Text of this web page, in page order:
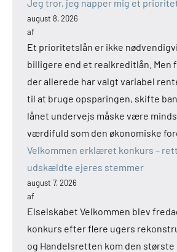
Jeg tror, jeg napper mig et
august 8, 2026
af
Et prioritetslån er ikke
billigere end et realkreditlån. Men
der allerede har valgt variabel
til at bruge opsparingen, skifte
lånet undervejs måske være
værdifuld som den økonomiske
Velkommen erklæret konkurs –
udskældte ejeres stemmer
august 7, 2026
af
Elselskabet Velkommen blev
konkurs efter flere ugers
og Handelsretten kom den